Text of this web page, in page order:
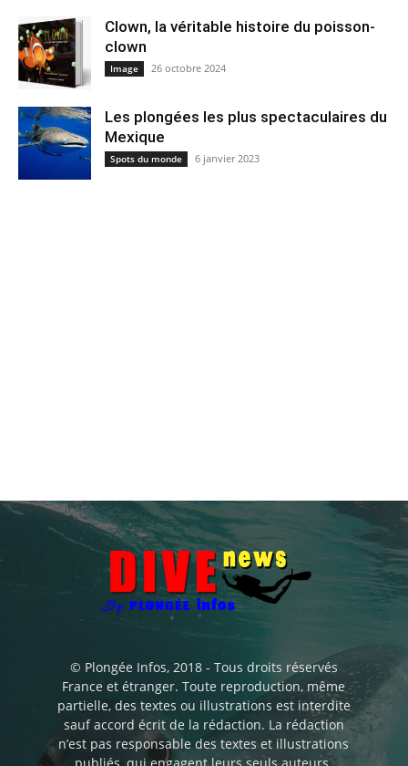
Clown, la véritable histoire du poisson-
clown
Image 26 octobre 2024
Les plongées les plus spectaculaires du
Mexique
Spots du monde 6 janvier 2023
© Plongée Infos, 2018 - Tous droits réservés
France et étranger. Toute reproduction, même
partielle, des textes ou illustrations est interdite
sauf accord écrit de la rédaction. La rédaction
n’est pas responsable des textes et illustrations
publiés, qui engagent leurs seuls auteurs.